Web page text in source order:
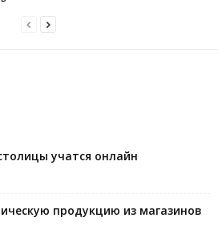
учатся онлайн
продукцию из магазинов